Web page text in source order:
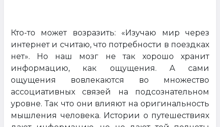
Кто-то может возразить: «Изучаю мир через
интернет и считаю, что потребности в поездках
нет». Но наш мозг не так хорошо хранит
информацию, как ощущения. А сами
ощущения вовлекаются во множество
ассоциативных связей на подсознательном
уровне. Так что они влияют на оригинальность
мышления человека. Истории о путешествиях